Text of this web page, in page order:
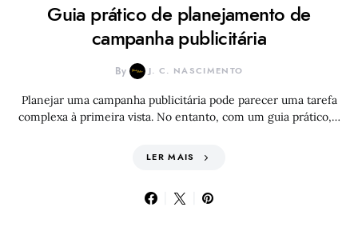
Guia prático de planejamento de
campanha publicitária
By J. C. NASCIMENTO
Planejar uma campanha publicitária pode parecer uma tarefa
complexa à primeira vista. No entanto, com um guia prático,…
LER MAIS